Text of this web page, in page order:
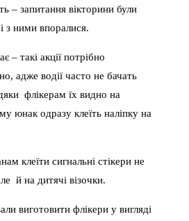
– запитання вікторини були
з ними впоралися.
– такі акції потрібно
адже водії часто не бачать
флікерам їх видно на
юнак одразу клеїть наліпку на
клеїти сигнальні стікери не
й на дитячі візочки.
виготовити флікери у вигляді